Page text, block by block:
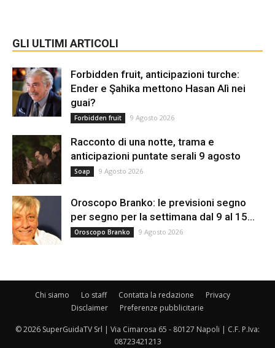
GLI ULTIMI ARTICOLI
Forbidden fruit, anticipazioni turche:
Ender e Şahika mettono Hasan Alì nei
guai?
Forbidden fruit 9 Agosto 2026
Racconto di una notte, trama e
anticipazioni puntate serali 9 agosto
Soap 9 Agosto 2026
Oroscopo Branko: le previsioni segno
per segno per la settimana dal 9 al 15...
Oroscopo Branko 9 Agosto 2026
Chi siamo Lo staff Contatta la redazione
Privacy
Disclaimer
Preferenze pubblicitarie
© 2026 SuperGuidaTV Srl | Via Cimarosa 65 - 80127 Napoli | C.F. P.Iva:
08723421213